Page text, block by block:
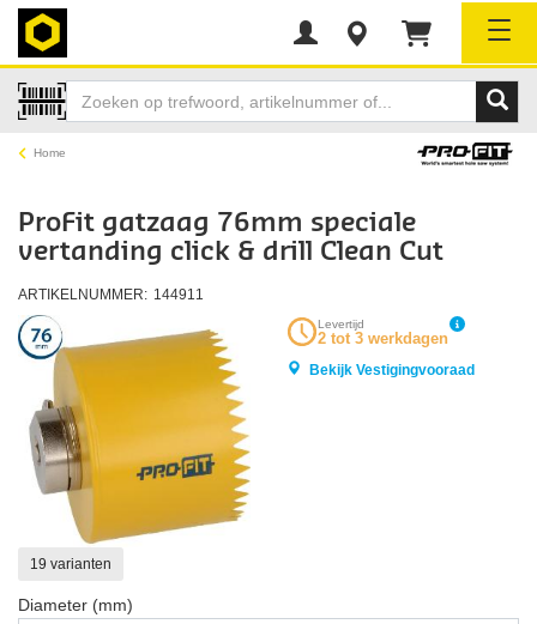
Home
ProFit gatzaag 76mm speciale
vertanding click & drill Clean Cut
ARTIKELNUMMER: 144911
Levertijd
2 tot 3 werkdagen
Bekijk Vestigingvooraad
19 varianten
Diameter (mm)